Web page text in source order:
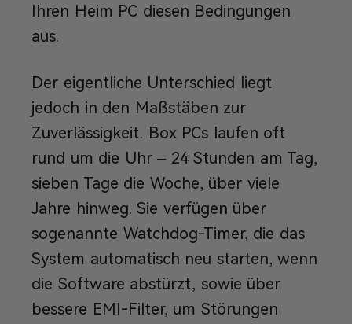
Ihren Heim PC diesen Bedingungen
aus.
Der eigentliche Unterschied liegt
jedoch in den Maßstäben zur
Zuverlässigkeit. Box PCs laufen oft
rund um die Uhr – 24 Stunden am Tag,
sieben Tage die Woche, über viele
Jahre hinweg. Sie verfügen über
sogenannte Watchdog-Timer, die das
System automatisch neu starten, wenn
die Software abstürzt, sowie über
bessere EMI-Filter, um Störungen